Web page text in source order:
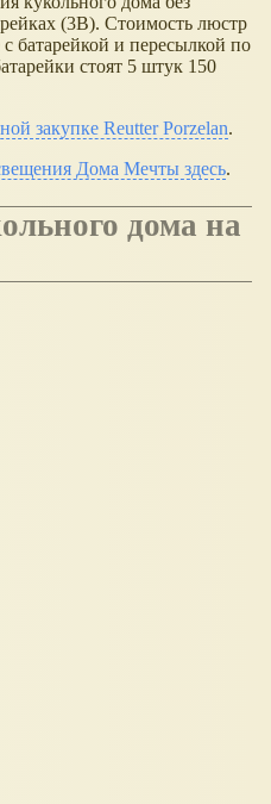
(3В). Стоимость люстр
батарейкой и пересылкой по
стоят 5 штук 150
закупке Reutter Porzelan.
Дома Мечты здесь.